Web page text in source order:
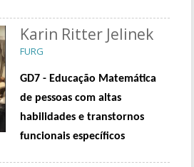
Karin Ritter Jelinek
FURG
GD7 - Educação Matemática
de pessoas com altas
habilidades e transtornos
funcionais específicos